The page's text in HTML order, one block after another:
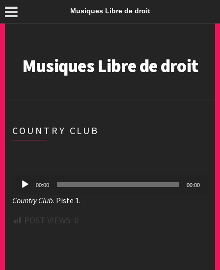
Musiques Libre de droit
Musiques Libre de droit
COUNTRY CLUB
Lecteur 00:00 00:00
Country Club. Piste 1.
POST VIEWS: 0